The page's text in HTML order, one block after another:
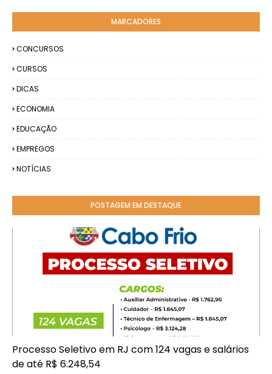
MARCADORES
CONCURSOS
CURSOS
DICAS
ECONOMIA
EDUCAÇÃO
EMPREGOS
NOTÍCIAS
POSTAGEM EM DESTAQUE
Processo Seletivo em RJ com 124 vagas e salários
de até R$ 6.248,54